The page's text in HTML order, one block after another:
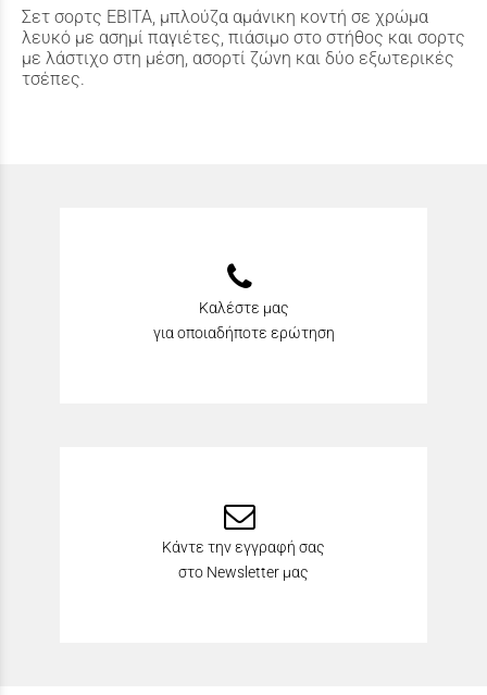
Σετ σορτς ΕΒΙΤΑ, μπλούζα αμάνικη κοντή σε χρώμα
λευκό με ασημί παγιέτες, πιάσιμο στο στήθος και σορτς
με λάστιχο στη μέση, ασορτί ζώνη και δύο εξωτερικές
τσέπες.
Καλέστε μας
για οποιαδήποτε ερώτηση
Κάντε την εγγραφή σας
στο Newsletter μας